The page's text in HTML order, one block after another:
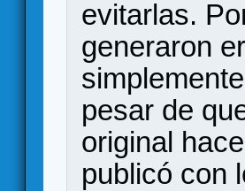
evitarlas.
generaron
pesar de
original
publicó con